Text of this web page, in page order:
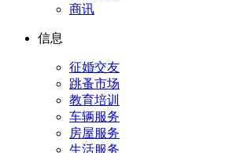
商讯
信息
征婚交友
跳蚤市场
教育培训
车辆服务
房屋服务
生活服务